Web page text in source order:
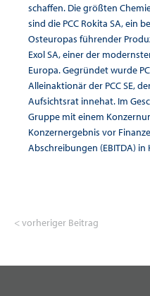
schaffen. Die größten
sind die PCC Rokita SA, ein
Osteuropas führender
Exol SA, einer der
Europa. Gegründet wurde
Alleinaktionär der PCC SE,
Aufsichtsrat innehat. Im
Gruppe mit einem
Konzernergebnis vor
Abschreibungen (EBITDA)
< vorheriger Beitrag